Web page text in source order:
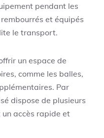
pendant les
et équipés
le transport.
un espace de
comme les balles,
Par
dispose de plusieurs
accès rapide et